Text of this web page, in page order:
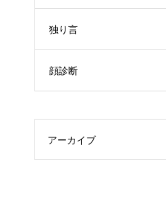
独り言
顔診断
アーカイブ